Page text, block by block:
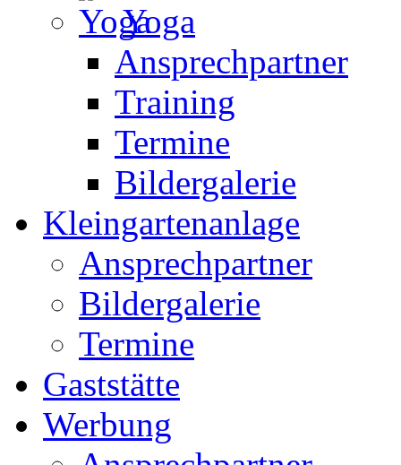
Yoga
Ansprechpartner
Training
Termine
Bildergalerie
Kleingartenanlage
Ansprechpartner
Bildergalerie
Termine
Gaststätte
Werbung